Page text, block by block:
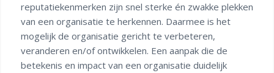
reputatiekenmerken zijn snel sterke én zwakke plekken
van een organisatie te herkennen. Daarmee is het
mogelijk de organisatie gericht te verbeteren,
veranderen en/of ontwikkelen. Een aanpak die de
betekenis en impact van een organisatie duidelijk